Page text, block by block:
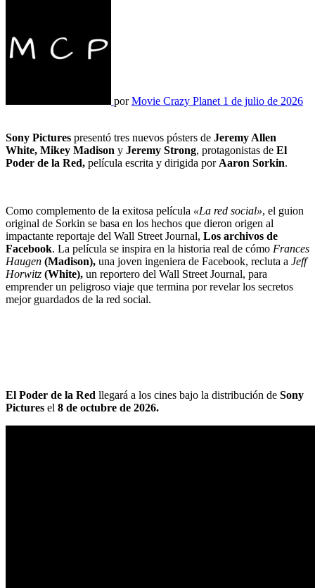
porMovie Crazy Planet 1 de julio de 2026
Sony Pictures presentó tres nuevos pósters de Jeremy Allen
White, Mikey Madison y Jeremy Strong, protagonistas de El
Poder de la Red, película escrita y dirigida por Aaron Sorkin.
Como complemento de la exitosa película «La red social», el guion
original de Sorkin se basa en los hechos que dieron origen al
impactante reportaje del Wall Street Journal, Los archivos de
Facebook. La película se inspira en la historia real de cómo Frances
Haugen (Madison), una joven ingeniera de Facebook, recluta a Jeff
Horwitz (White), un reportero del Wall Street Journal, para
emprender un peligroso viaje que termina por revelar los secretos
mejor guardados de la red social.
El Poder de la Red llegará a los cines bajo la distribución de Sony
Pictures el 8 de octubre de 2026.